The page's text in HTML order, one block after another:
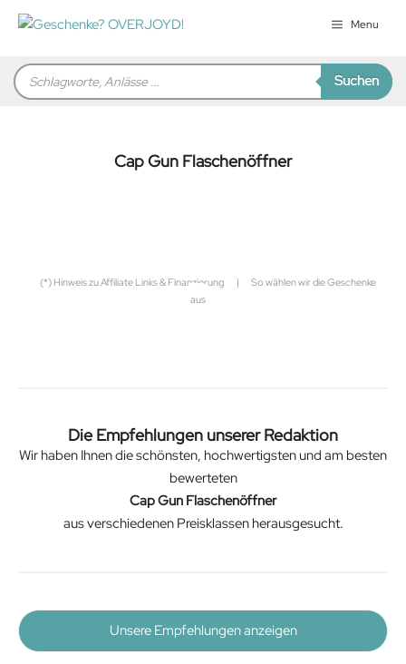
Zum
Inhalt
Menu
Products
search Suchen
Cap Gun Flaschenöffner
(*) Hinweis zu Affiliate Links & Finanzierung |
So wählen wir die Geschenke
aus
Die Empfehlungen unserer Redaktion
Wir haben Ihnen die schönsten, hochwertigsten und am besten
bewerteten
Cap Gun Flaschenöffner
aus verschiedenen Preisklassen herausgesucht.
Unsere Empfehlungen anzeigen